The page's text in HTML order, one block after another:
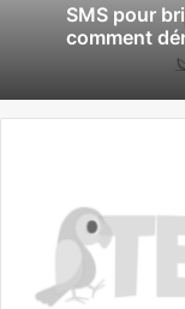
mars 5, 2024
février 28,
Sms j’ai